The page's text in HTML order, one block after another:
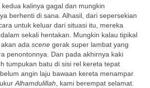
kalinya gagal dan mungkin
berhenti di sana. Alhasil, dari sepersekian
untuk keluar dari situasi itu, mereka
sekali hentakan. Mungkin kalau tipikal
ada scene gerak super lambat yang
penontonnya. Dan pada akhirnya kaki
tumpukan batu di sisi rel kereta tepat
angin laju bawaan kereta menampar
Alhamdulillah, kami berempat selamat.